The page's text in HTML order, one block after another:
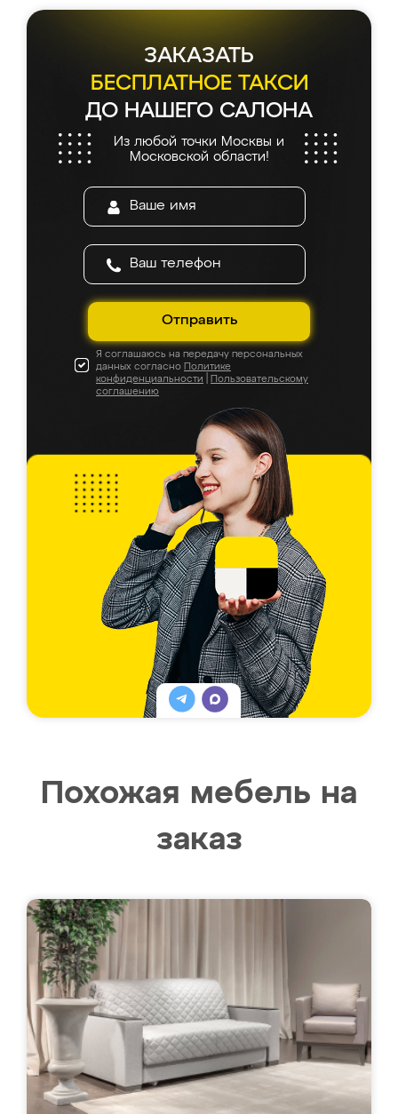
ЗАКАЗАТЬ
БЕСПЛАТНОЕ ТАКСИ
ДО НАШЕГО САЛОНА
Из любой точки Москвы и
Московской области!
Отправить
Я соглашаюсь на передачу персональных
данных согласно Политике
конфиденциальности
Пользовательскому
соглашению
Похожая мебель на
заказ